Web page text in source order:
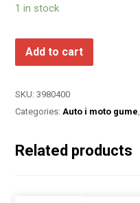
1 in stock
Add to cart
SKU:3980400
Categories:Auto i moto gume,
Related products